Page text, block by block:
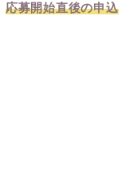
応募開始直後の申込